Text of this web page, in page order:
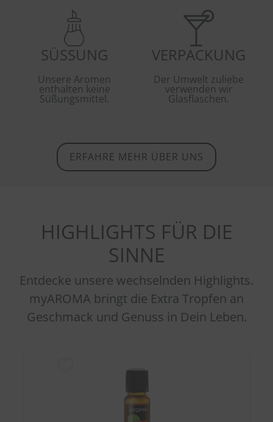
SÜSSUNG
Unsere Aromen
enthalten keine
Süßungsmittel.
VERPACKUNG
Der Umwelt zuliebe
verwenden wir
Glasflaschen.
ERFAHRE MEHR ÜBER UNS
HIGHLIGHTS FÜR DIE
SINNE
Entdecke unsere wechselnden Highlights.
myAROMA bringt die Extra Tropfen an
Geschmack und Genuss in Dein Leben.